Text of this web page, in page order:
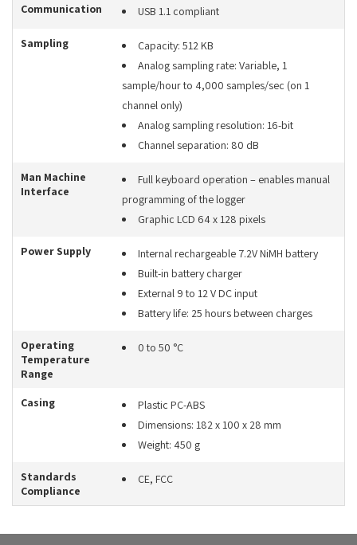
Communication USB 1.1 compliant
Sampling
Capacity: 512 KB
Analog sampling rate: Variable, 1
sample/hour to 4,000 samples/sec (on 1
channel only)
Analog sampling resolution: 16-bit
Channel separation: 80 dB
Man Machine
Interface
Full keyboard operation – enables manual
programming of the logger
Graphic LCD 64 x 128 pixels
Power Supply
Internal rechargeable 7.2V NiMH battery
Built-in battery charger
External 9 to 12 V DC input
Battery life: 25 hours between charges
Operating
Temperature
Range
0 to 50 °C
Casing
Plastic PC-ABS
Dimensions: 182 x 100 x 28 mm
Weight: 450 g
Standards
Compliance
CE, FCC